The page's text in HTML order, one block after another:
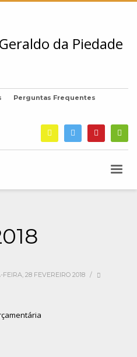
Perguntas Frequentes
28 FEVEREIRO 2018 /